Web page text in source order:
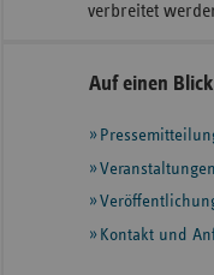
verbreitet
Seitennavigation
Seitenleiste
weiteren
Informationen
Auf einen Blick
Veranstaltungen
Kontakt und